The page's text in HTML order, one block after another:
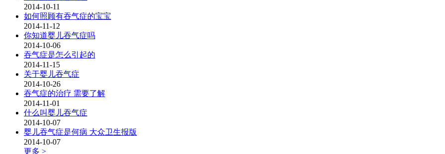
2014-10-11
如何照顾有吞气症的宝宝
2014-11-12
你知道婴儿吞气症吗
2014-10-06
吞气症是怎么引起的
2014-11-15
关于婴儿吞气症
2014-10-26
吞气症的治疗 需要了解
2014-11-01
什么叫婴儿吞气症
2014-10-07
婴儿吞气症是何病 大众卫生报版
2014-10-07
更多 >